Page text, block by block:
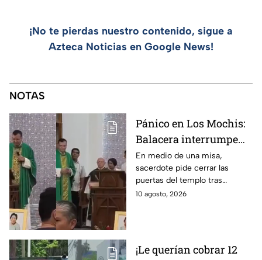
¡No te pierdas nuestro contenido, sigue a
Azteca Noticias en Google News!
NOTAS
Pánico en Los Mochis:
Balacera interrumpe
misa por
enfrentamiento entre
GN y hombres armados
En medio de una misa,
sacerdote pide cerrar las
puertas del templo tras
intercambio de disparos entre
10 agosto, 2026
¡Le querían cobrar 12